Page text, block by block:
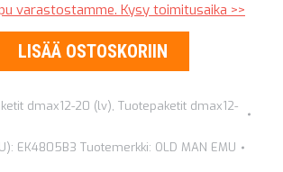
varastostamme. Kysy toimitusaika >>
LISÄÄ OSTOSKORIIN
dmax12-20 (lv), Tuotepaketit dmax12-
EK4805B3 Tuotemerkki: OLD MAN EMU